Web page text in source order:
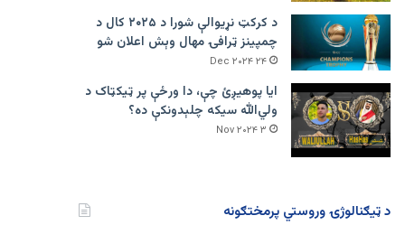
د کرکټ نړیوالې شورا د ۲۰۲۵ کال د
چمپینز ټرافۍ مهال وېش اعلان شو
۲۴ Dec ۲۰۲۴
ایا پوهیږئ چې، دا ورځې پر ټيکټاک د
ولي‌الله سیکه چلېدونکې ده؟
۳ Nov ۲۰۲۴
د ټیګنالوژۍ وروستي پرمختګونه